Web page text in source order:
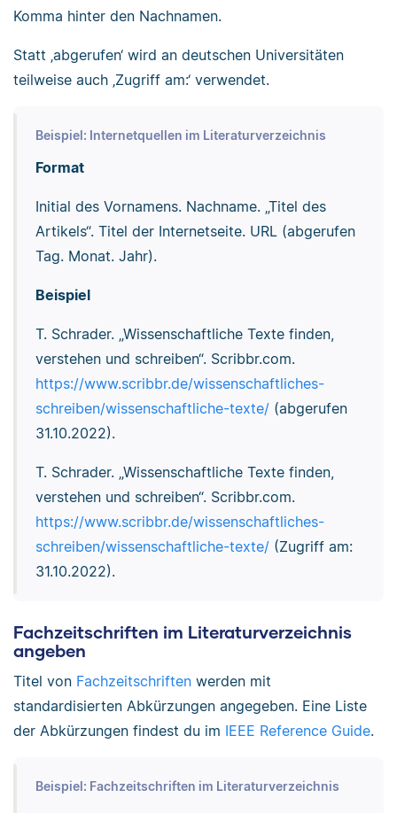
Komma hinter den Nachnamen.
Statt ‚abgerufen‘ wird an deutschen Universitäten
teilweise auch ‚Zugriff am:‘ verwendet.
Beispiel: Internetquellen im Literaturverzeichnis
Format
Initial des Vornamens. Nachname. „Titel des
Artikels“. Titel der Internetseite. URL (abgerufen
Tag. Monat. Jahr).
Beispiel
T. Schrader. „Wissenschaftliche Texte finden,
verstehen und schreiben“. Scribbr.com.
https://www.scribbr.de/wissenschaftliches-
schreiben/wissenschaftliche-texte/(abgerufen
31.10.2022).
T. Schrader. „Wissenschaftliche Texte finden,
verstehen und schreiben“. Scribbr.com.
https://www.scribbr.de/wissenschaftliches-
schreiben/wissenschaftliche-texte/(Zugriff am:
31.10.2022).
Fachzeitschriften im Literaturverzeichnis
angeben
Titel von Fachzeitschriften werden mit
standardisierten Abkürzungen angegeben. Eine Liste
der Abkürzungen findest du im IEEE Reference Guide.
Beispiel: Fachzeitschriften im Literaturverzeichnis